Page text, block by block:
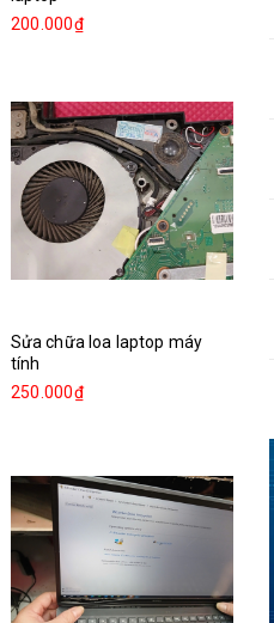
200.000₫
Sửa chữa loa laptop máy
tính
250.000₫